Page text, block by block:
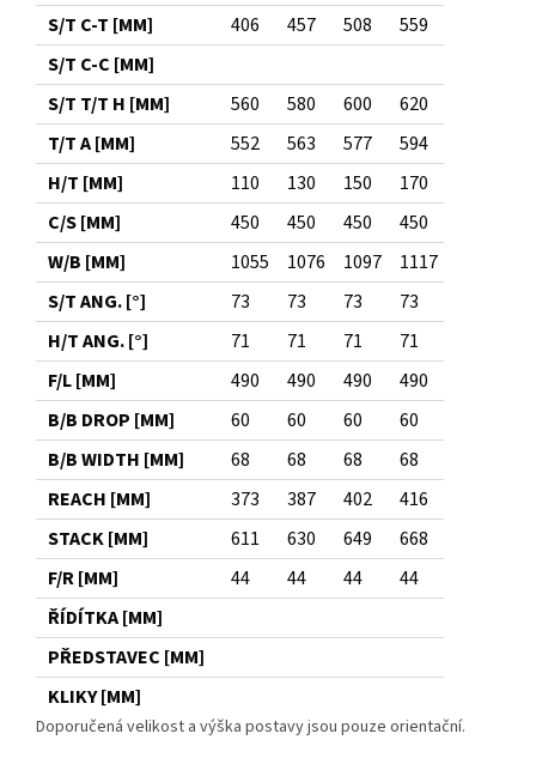
S/T C-T [MM]
406 457 508
559
S/T C-C [MM]
S/T T/T H [MM]
560 580 600
620
T/T A [MM]
552 563 577
594
H/T [MM]
110 130 150
170
C/S [MM]
450 450 450
450
W/B [MM]
1055 1076 1097
1117
S/T ANG. [°]
73 73 73
73
H/T ANG. [°]
71 71 71
71
F/L [MM]
490 490 490
490
B/B DROP [MM]
60 60 60
60
B/B WIDTH [MM]
68 68 68
68
REACH [MM]
373 387 402
416
STACK [MM]
611 630 649
668
F/R [MM]
44 44 44
44
ŘÍDÍTKA [MM]
PŘEDSTAVEC [MM]
KLIKY [MM]
Doporučená velikost a výška postavy jsou pouze orientační.